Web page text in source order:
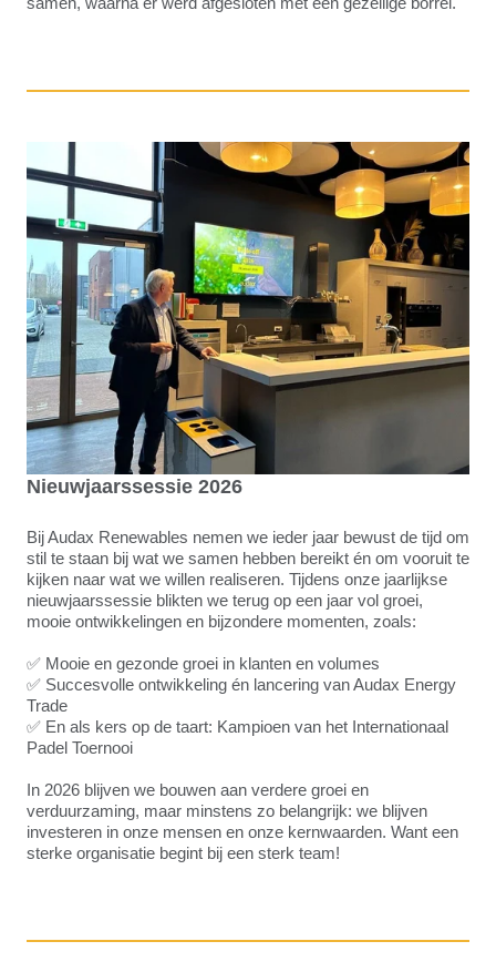
Nieuwjaarssessie 2026
Bij Audax Renewables nemen we ieder jaar bewust de tijd om
stil te staan bij wat we samen hebben bereikt én om vooruit te
kijken naar wat we willen realiseren. Tijdens onze jaarlijkse
nieuwjaarssessie blikten we terug op een jaar vol groei,
mooie ontwikkelingen en bijzondere momenten, zoals:
✅ Mooie en gezonde groei in klanten en volumes
✅ Succesvolle ontwikkeling én lancering van Audax Energy
Trade
✅ En als kers op de taart: Kampioen van het Internationaal
Padel Toernooi
In 2026 blijven we bouwen aan verdere groei en
verduurzaming, maar minstens zo belangrijk: we blijven
investeren in onze mensen en onze kernwaarden. Want een
sterke organisatie begint bij een sterk team!